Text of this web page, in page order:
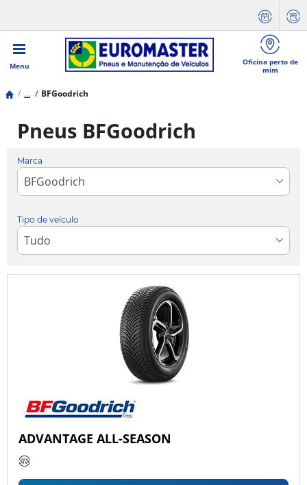
Menu
Oficina perto de
mim
... BFGoodrich
Pneus BFGoodrich
Marca
Tipo de veículo
ADVANTAGE ALL-SEASON